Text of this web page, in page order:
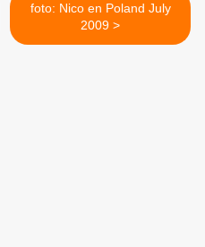
foto: Nico en Poland July
2009 >